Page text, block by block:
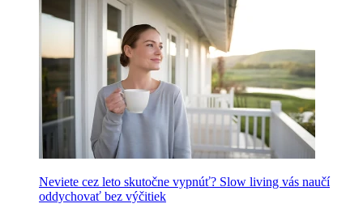
Neviete cez leto skutočne vypnúť? Slow living vás naučí
oddychovať bez výčitiek